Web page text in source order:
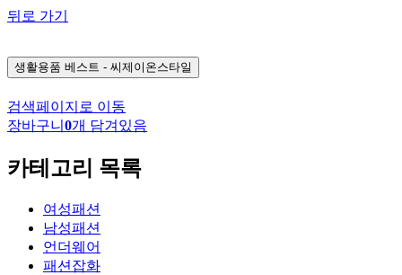
뒤로 가기
생활용품 베스트 - 씨제이온스타일
검색페이지로 이동
장바구니 0개 담겨있음
카테고리 목록
여성패션
남성패션
언더웨어
패션잡화